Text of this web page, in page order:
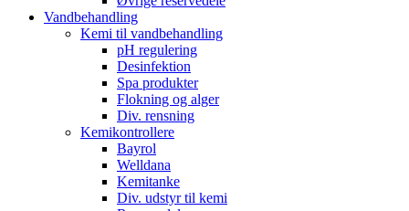
Vandbehandling
Kemi til vandbehandling
pH regulering
Desinfektion
Spa produkter
Flokning og alger
Div. rensning
Kemikontrollere
Bayrol
Welldana
Kemitanke
Div. udstyr til kemi